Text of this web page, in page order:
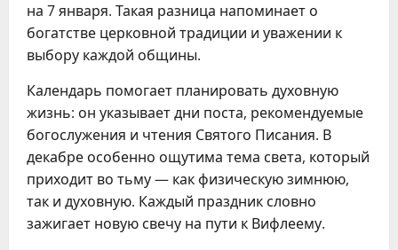
на 7 января. Такая разница напоминает о
богатстве церковной традиции и уважении к
выбору каждой общины.
Календарь помогает планировать духовную
жизнь: он указывает дни поста, рекомендуемые
богослужения и чтения Святого Писания. В
декабре особенно ощутима тема света, который
приходит во тьму — как физическую зимнюю,
так и духовную. Каждый праздник словно
зажигает новую свечу на пути к Вифлеему.